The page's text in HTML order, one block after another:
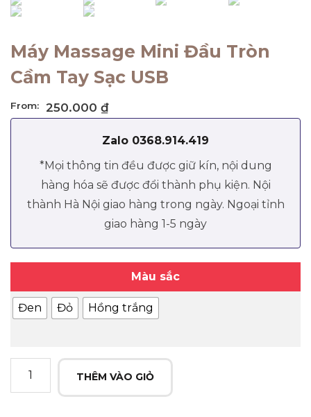
Máy Massage Mini Đầu Tròn
Cầm Tay Sạc USB
From: 250.000 ₫
Zalo 0368.914.419
*Mọi thông tin đều được giữ kín, nội dung
hàng hóa sẽ được đổi thành phụ kiện. Nội
thành Hà Nội giao hàng trong ngày. Ngoại tỉnh
giao hàng 1-5 ngày
Màu sắc
Đen Đỏ Hồng trắng
THÊM VÀO GIỎ